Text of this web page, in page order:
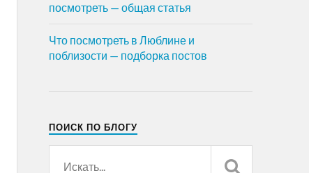
посмотреть — общая статья
Что посмотреть в Люблине и
поблизости — подборка постов
ПОИСК ПО БЛОГУ